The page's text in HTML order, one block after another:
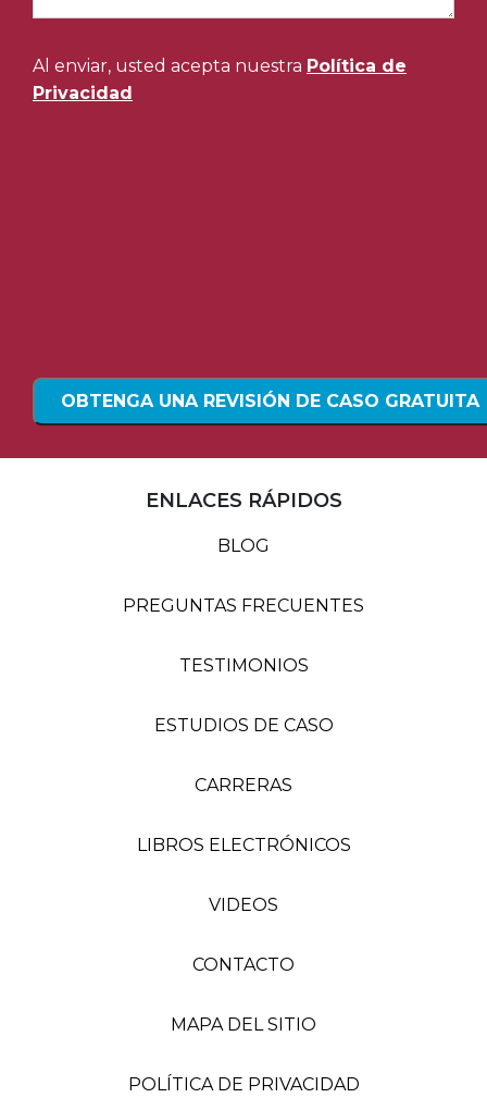
Al enviar, usted acepta nuestra Política de
Privacidad
ENLACES RÁPIDOS
BLOG
PREGUNTAS FRECUENTES
TESTIMONIOS
ESTUDIOS DE CASO
CARRERAS
LIBROS ELECTRÓNICOS
VIDEOS
CONTACTO
MAPA DEL SITIO
POLÍTICA DE PRIVACIDAD